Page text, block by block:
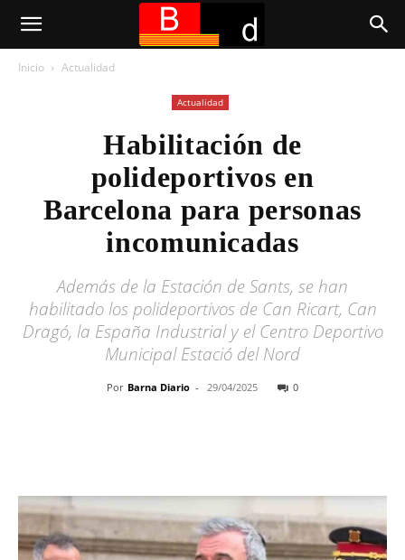
Inicio Actualidad
Actualidad
Habilitación de
polideportivos en
Barcelona para personas
incomunicadas
Además de la Estación de Sants, se han
habilitado los polideportivos de Can Ricart, Can
Dragó, la España Industrial y el Centro Deportivo
Municipal Estació del Nord
Por Barna Diario - 29/04/2025 0